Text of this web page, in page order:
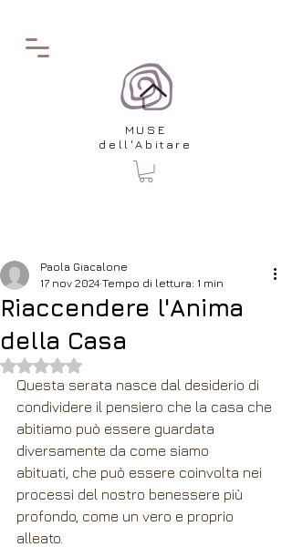
MUSE
dell'Abitare
Riaccendere l'Anima
della Casa
Paola Giacalone
17 nov 2024 Tempo di lettura: 1 min
Valutazione NaN stelle su 5.
Questa serata nasce dal desiderio di
condividere il pensiero che la casa che
abitiamo può essere guardata
diversamente da come siamo
abituati, che può essere coinvolta nei
processi del nostro benessere più
profondo, come un vero e proprio
alleato.